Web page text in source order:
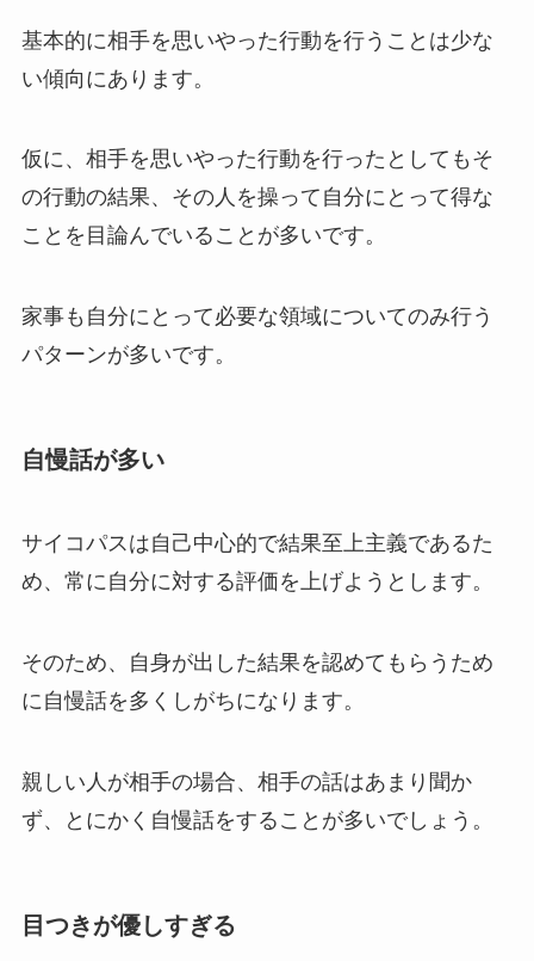
基本的に相手を思いやった行動を行うことは少な
い傾向にあります。
仮に、相手を思いやった行動を行ったとしてもそ
の行動の結果、その人を操って自分にとって得な
ことを目論んでいることが多いです。
家事も自分にとって必要な領域についてのみ行う
パターンが多いです。
自慢話が多い
サイコパスは自己中心的で結果至上主義であるた
め、常に自分に対する評価を上げようとします。
そのため、自身が出した結果を認めてもらうため
に自慢話を多くしがちになります。
親しい人が相手の場合、相手の話はあまり聞か
ず、とにかく自慢話をすることが多いでしょう。
目つきが優しすぎる